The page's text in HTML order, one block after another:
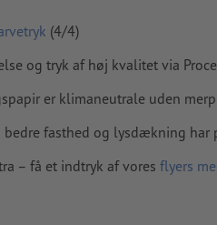
ikke
blive trykt
korrekt?
(4/4)
og tryk af høj kvalitet via
er klimaneutrale uden
fasthed og lysdækning har
– få et indtryk af vores flyers